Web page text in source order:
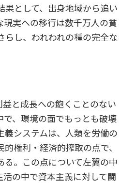
として、出身地域から追い
実への移行は数千万人の貧
らし、われわれの種の完全な
と成長への飽くことのない
、環境の面でもっとも破壊
義システムは、人類を労働の
権利・経済的搾取の点で、
る。この点について左翼の中
の中で資本主義に対して闘